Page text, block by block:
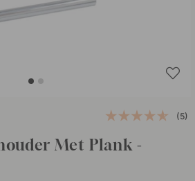
(5)
Met Plank -